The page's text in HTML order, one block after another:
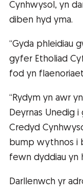
Cynhwysol, yn
diben hyd yma.
“Gyda phleidiau
gyfer Etholiad
fod yn
“Rydym yn awr
Deyrnas Unedig
Credyd
bump wythnos i
fewn dyddiau yn
Darllenwch yr